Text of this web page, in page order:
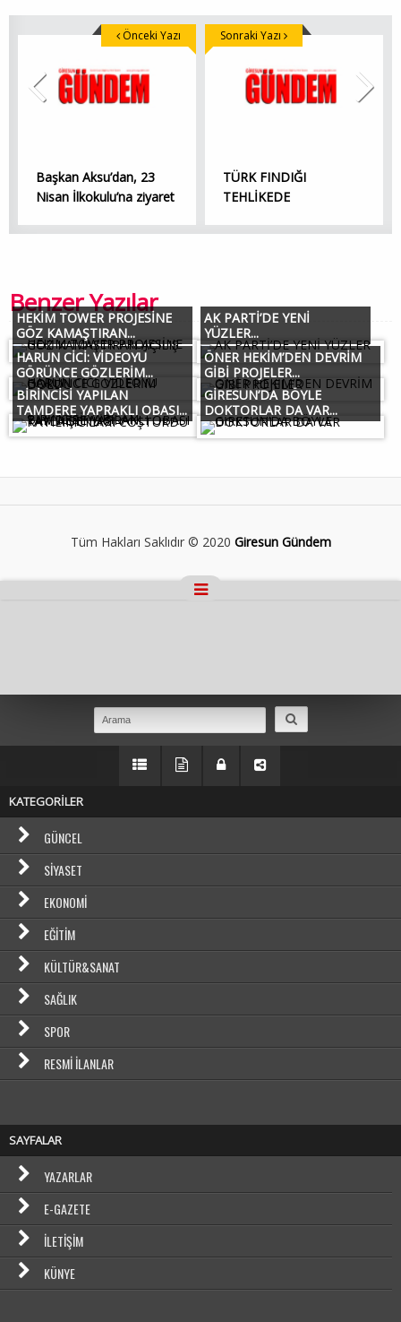
Başkan Aksu’dan, 23
Nisan İlkokulu’na ziyaret
Önceki Yazı
TÜRK FINDIĞI
TEHLİKEDE
Sonraki Yazı
Benzer Yazılar
HEKİM TOWER PROJESİNE
GÖZ KAMAŞTIRAN...
AK PARTİ’DE YENİ
YÜZLER...
HARUN CİCİ: VİDEOYU
GÖRÜNCE GÖZLERİM...
ÖNER HEKİM’DEN DEVRİM
GİBİ PROJELER...
BİRİNCİSİ YAPILAN
TAMDERE YAPRAKLI OBASI...
GİRESUN’DA BÖYLE
DOKTORLAR DA VAR...
Tüm Hakları Saklıdır © 2020 Giresun Gündem
KATEGORİLER
GÜNCEL
SIYASET
EKONOMI
EĞITIM
KÜLTÜR&SANAT
SAĞLIK
SPOR
RESMI İLANLAR
SAYFALAR
YAZARLAR
E-GAZETE
İLETIŞIM
KÜNYE